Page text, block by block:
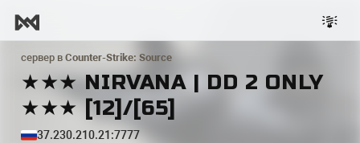
сервер в Counter-Strike: Source
★★★ NIRVANA | DD 2 ONLY
★★★ [12]/[65]
37.230.210.21:7777